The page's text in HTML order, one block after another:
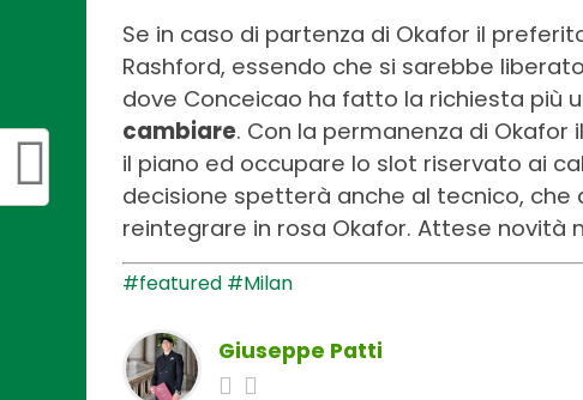
Se in caso di partenza di Okafor il
Rashford, essendo che si sarebbe
dove Conceicao ha fatto la richiesta più
cambiare. Con la permanenza di
il piano ed occupare lo slot riservato ai
decisione spetterà anche al tecnico,
reintegrare in rosa Okafor. Attese novità
#featured #Milan
Giuseppe Patti